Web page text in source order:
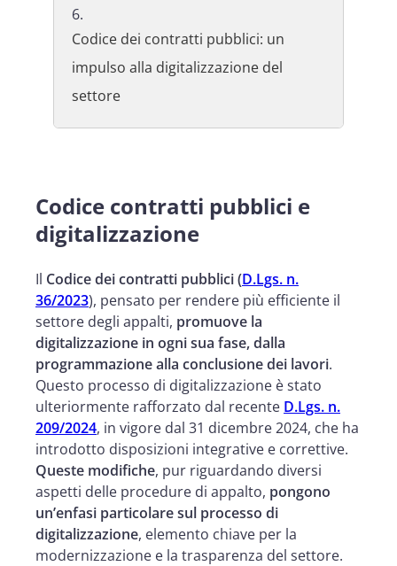
Codice dei contratti pubblici: un
impulso alla digitalizzazione del
settore
Codice contratti pubblici e
digitalizzazione
Il Codice dei contratti pubblici (D.Lgs. n.
36/2023), pensato per rendere più efficiente il
settore degli appalti, promuove la
digitalizzazione in ogni sua fase, dalla
programmazione alla conclusione dei lavori.
Questo processo di digitalizzazione è stato
ulteriormente rafforzato dal recente D.Lgs. n.
209/2024, in vigore dal 31 dicembre 2024, che ha
introdotto disposizioni integrative e correttive.
Queste modifiche, pur riguardando diversi
aspetti delle procedure di appalto, pongono
un’enfasi particolare sul processo di
digitalizzazione, elemento chiave per la
modernizzazione e la trasparenza del settore.